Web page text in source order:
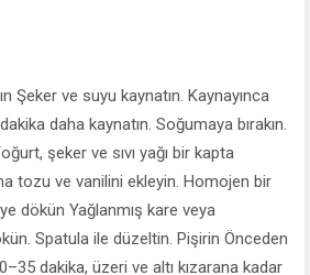
Şeker ve suyu kaynatın. Kaynayınca
daha kaynatın. Soğumaya bırakın.
şeker ve sıvı yağı bir kapta
tozu ve vanilini ekleyin. Homojen bir
dökün Yağlanmış kare veya
Spatula ile düzeltin. Pişirin Önceden
dakika, üzeri ve altı kızarana kadar